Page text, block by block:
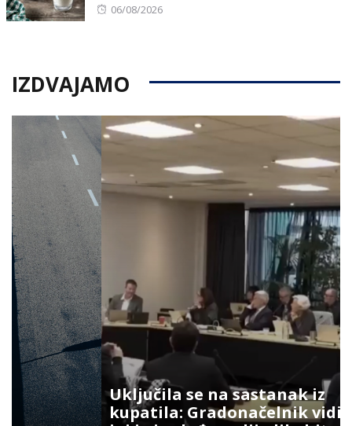
Posted
06/08/2026
IZDVAJAMO
Uključila se na sastanak iz
kupatila: Gradonačelnik vidio šta